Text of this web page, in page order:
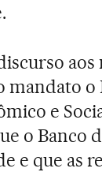
mandato o
e
o Banco
e que as